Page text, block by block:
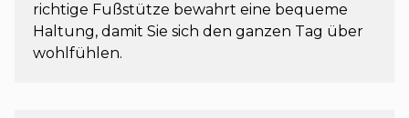
richtige Fußstütze bewahrt eine bequeme
Haltung, damit Sie sich den ganzen Tag über
wohlfühlen.